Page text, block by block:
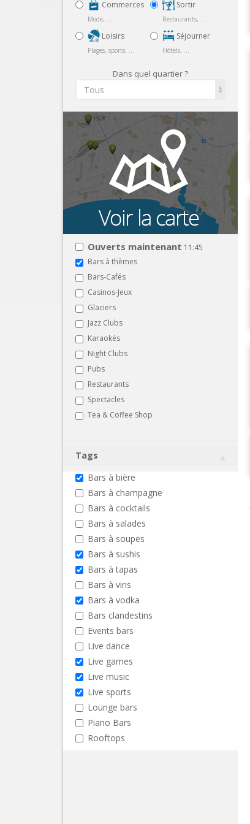
Commerces
Mode, ...
Loisirs
Plages, sports, ...
Sortir
Restaurants, ...
Séjourner
Hôtels, ...
Dans quel quartier ?
Tous
Ouverts maintenant 11:45
Bars à thèmes
Bars-Cafés
Casinos-Jeux
Glaciers
Jazz Clubs
Karaokés
Night Clubs
Pubs
Restaurants
Spectacles
Tea & Coffee Shop
Tags
Bars à bière
Bars à champagne
Bars à cocktails
Bars à salades
Bars à soupes
Bars à sushis
Bars à tapas
Bars à vins
Bars à vodka
Bars clandestins
Events bars
Live dance
Live games
Live music
Live sports
Lounge bars
Piano Bars
Rooftops